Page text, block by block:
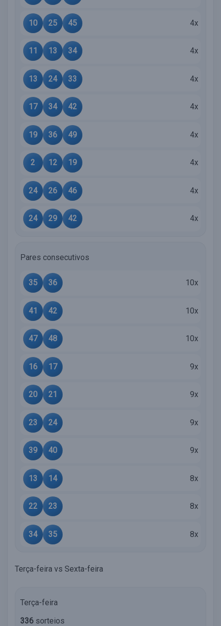
10 25 45 4x
11 13 34 4x
13 24 33 4x
17 34 42 4x
19 36 49 4x
2 12 19 4x
24 26 46 4x
24 29 42 4x
Pares consecutivos
35 36 10x
41 42 10x
47 48 10x
16 17 9x
20 21 9x
23 24 9x
39 40 9x
13 14 8x
22 23 8x
34 35 8x
Terça-feira vs Sexta-feira
Terça-feira
336 sorteios